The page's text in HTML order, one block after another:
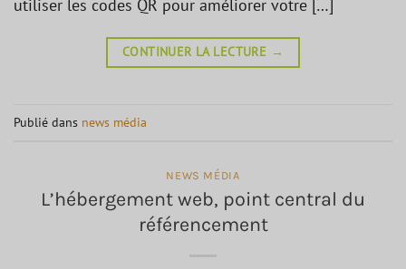
utiliser les codes QR pour améliorer votre […]
CONTINUER LA LECTURE →
Publié dans news média
NEWS MÉDIA
L’hébergement web, point central du
référencement